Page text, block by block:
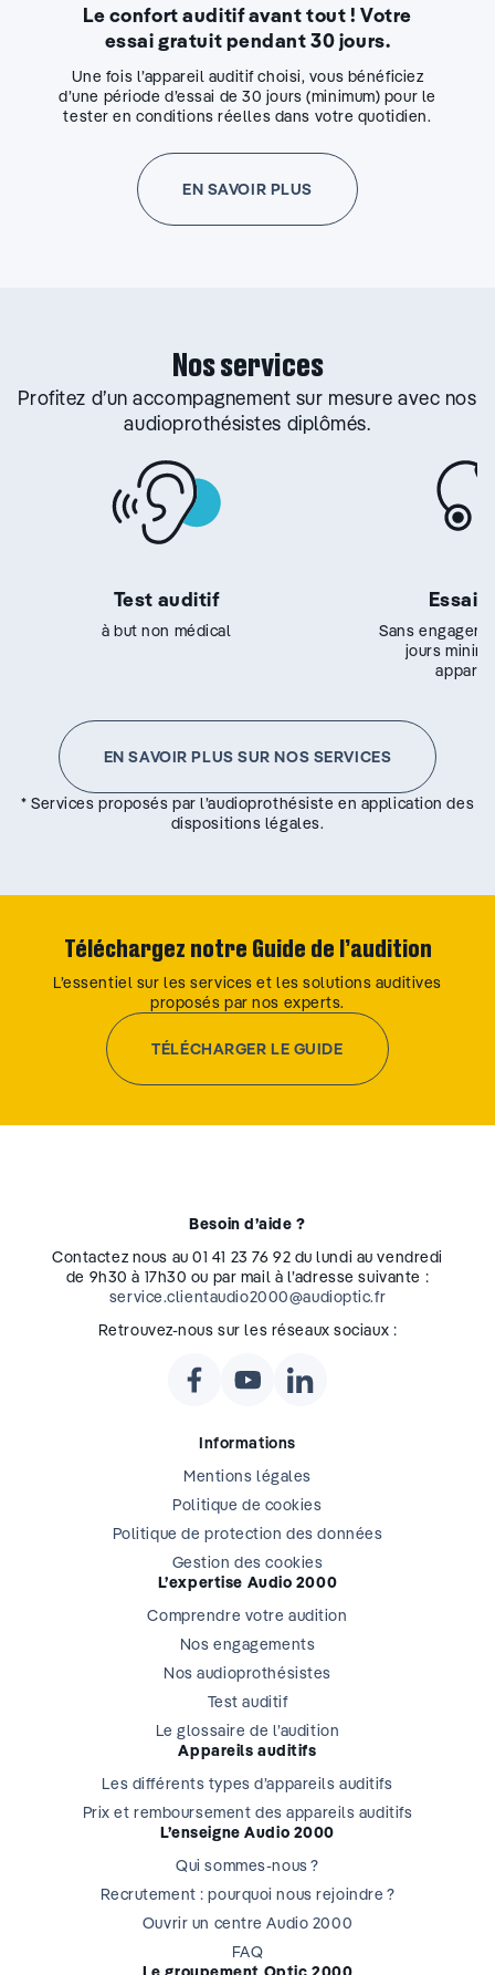
Le confort auditif avant tout ! Votre
essai gratuit pendant 30 jours.
Une fois l’appareil auditif choisi, vous bénéficiez
d’une période d’essai de 30 jours (minimum) pour le
tester en conditions réelles dans votre quotidien.
EN SAVOIR PLUS
Nos services
Profitez d’un accompagnement sur mesure avec nos
audioprothésistes diplômés.
Test auditif
à but non médical
Essai
Sans
jours
EN SAVOIR PLUS SUR NOS SERVICES
* Services proposés par l’audioprothésiste en application des
dispositions légales.
Téléchargez notre Guide de l’audition
L’essentiel sur les services et les solutions auditives
proposés par nos experts.
TÉLÉCHARGER LE GUIDE
Besoin d’aide ?
Contactez nous au 01 41 23 76 92 du lundi au vendredi
de 9h30 à 17h30 ou par mail à l’adresse suivante :
service.clientaudio2000@audioptic.fr
Retrouvez-nous sur les réseaux sociaux :
Informations
Mentions légales
Politique de cookies
Politique de protection des données
Gestion des cookies
L’expertise Audio 2000
Comprendre votre audition
Nos engagements
Nos audioprothésistes
Test auditif
Le glossaire de l’audition
Appareils auditifs
Les différents types d’appareils auditifs
Prix et remboursement des appareils auditifs
L’enseigne Audio 2000
Qui sommes-nous ?
Recrutement : pourquoi nous rejoindre ?
Ouvrir un centre Audio 2000
FAQ